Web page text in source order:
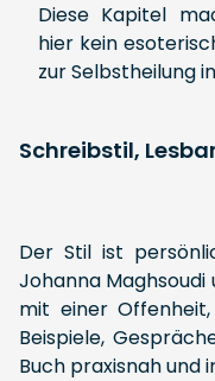
Diese Kapitel
hier kein
zur Selbstheilung
Schreibstil,
Der Stil ist
Johanna
mit einer
Beispiele,
Buch praxisnah und